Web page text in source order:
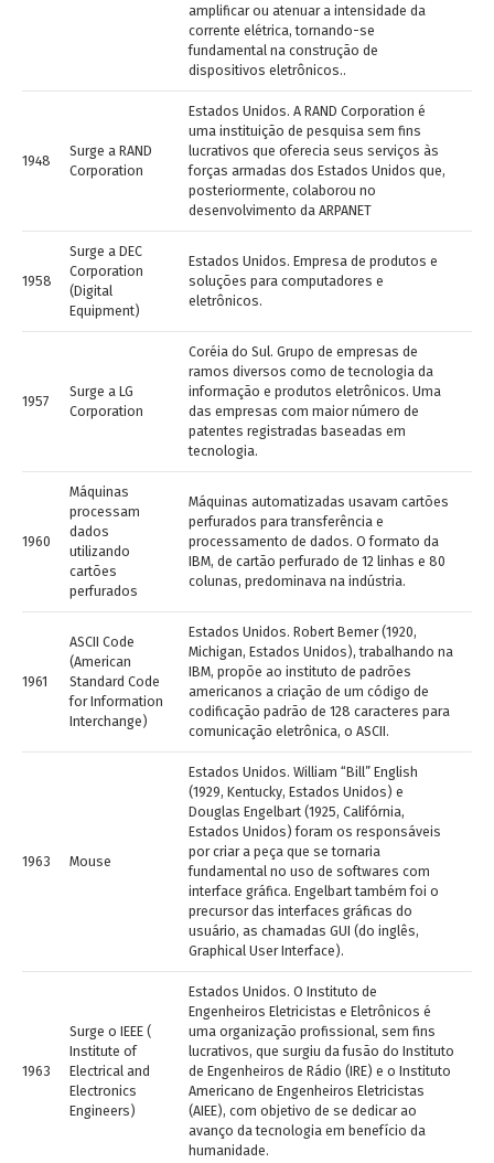
amplificar ou atenuar a intensidade da
corrente elétrica, tornando-se
fundamental na construção de
dispositivos eletrônicos..
1948
Surge a RAND
Corporation
Estados Unidos. A RAND Corporation é
uma instituição de pesquisa sem fins
lucrativos que oferecia seus serviços às
forças armadas dos Estados Unidos que,
posteriormente, colaborou no
desenvolvimento da ARPANET
1958
Surge a DEC
Corporation
(Digital
Equipment)
Estados Unidos. Empresa de produtos e
soluções para computadores e
eletrônicos.
1957
Surge a LG
Corporation
Coréia do Sul. Grupo de empresas de
ramos diversos como de tecnologia da
informação e produtos eletrônicos. Uma
das empresas com maior número de
patentes registradas baseadas em
tecnologia.
1960
Máquinas
processam
dados
utilizando
cartões
perfurados
Máquinas automatizadas usavam cartões
perfurados para transferência e
processamento de dados. O formato da
IBM, de cartão perfurado de 12 linhas e 80
colunas, predominava na indústria.
1961
ASCII Code
(American
Standard Code
for Information
Interchange)
Estados Unidos. Robert Bemer (1920,
Michigan, Estados Unidos), trabalhando na
IBM, propõe ao instituto de padrões
americanos a criação de um código de
codificação padrão de 128 caracteres para
comunicação eletrônica, o ASCII.
1963 Mouse
Estados Unidos. William “Bill” English
(1929, Kentucky, Estados Unidos) e
Douglas Engelbart (1925, Califórnia,
Estados Unidos) foram os responsáveis
por criar a peça que se tornaria
fundamental no uso de softwares com
interface gráfica. Engelbart também foi o
precursor das interfaces gráficas do
usuário, as chamadas GUI (do inglês,
Graphical User Interface).
1963
Surge o IEEE (
Institute of
Electrical and
Electronics
Engineers)
Estados Unidos. O Instituto de
Engenheiros Eletricistas e Eletrônicos é
uma organização profissional, sem fins
lucrativos, que surgiu da fusão do Instituto
de Engenheiros de Rádio (IRE) e o Instituto
Americano de Engenheiros Eletricistas
(AIEE), com objetivo de se dedicar ao
avanço da tecnologia em benefício da
humanidade.